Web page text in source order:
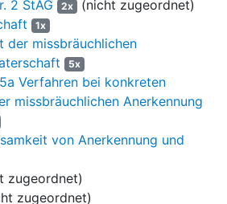
sich bei T, wie die Angeklagte wusste,
Vater ihrer Tochter. Vielmehr zahlte
T 5.000 € für die Anerkennung der
wusste im Zeitpunkt ihrer
dem Notarvertreter, dass T – anders als
die elterliche Sorge für ihre
Angaben vor dem Notarvertreter
jedenfalls auch mit dem Ziel, hierdurch
sie seit deren Geburt die Personensorge
nach
2 StAG
2x (nicht zugeordnet)
1x
der missbräuchlichen
5x
Verfahren bei konkreten
missbräuchlichen Anerkennung
von Anerkennung und
zugeordnet)
zugeordnet)